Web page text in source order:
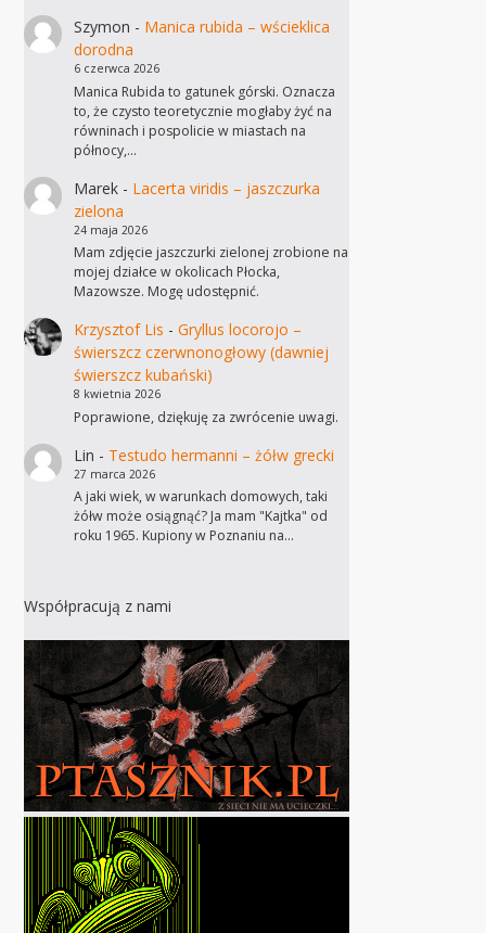
Szymon - Manica rubida – wścieklica
dorodna
6 czerwca 2026
Manica Rubida to gatunek górski. Oznacza
to, że czysto teoretycznie mogłaby żyć na
równinach i pospolicie w miastach na
północy,…
Marek- Lacerta viridis – jaszczurka
zielona
24 maja 2026
Mam zdjęcie jaszczurki zielonej zrobione na
mojej działce w okolicach Płocka,
Mazowsze. Mogę udostępnić.
Krzysztof Lis - Gryllus locorojo –
świerszcz czerwnonogłowy (dawniej
świerszcz kubański)
8 kwietnia 2026
Poprawione, dziękuję za zwrócenie uwagi.
Lin - Testudo hermanni – żółw grecki
27 marca 2026
A jaki wiek, w warunkach domowych, taki
żółw może osiągnąć? Ja mam "Kajtka" od
roku 1965. Kupiony w Poznaniu na…
Współpracują z nami